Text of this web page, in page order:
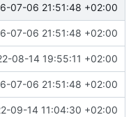
07-06 21:51:48 +02:00
07-06 21:51:48 +02:00
08-14 19:55:11 +02:00
07-06 21:51:48 +02:00
09-14 11:04:30 +02:00